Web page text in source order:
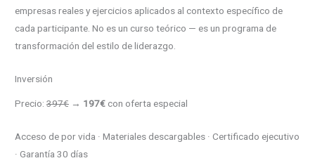
empresas reales y ejercicios aplicados al contexto específico de
cada participante. No es un curso teórico — es un programa de
transformación del estilo de liderazgo.
Inversión
Precio:397€ → 197€ con oferta especial
Acceso de por vida · Materiales descargables · Certificado ejecutivo
· Garantía 30 días